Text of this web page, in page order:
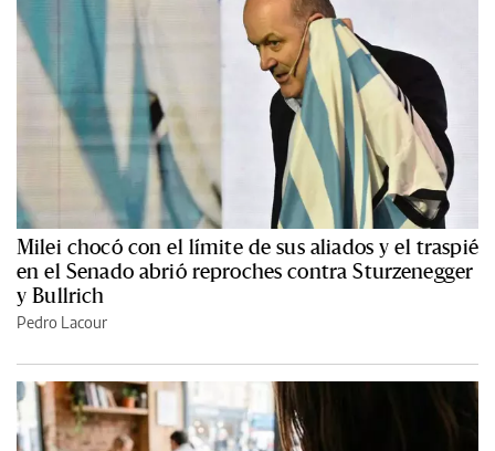
Milei chocó con el límite de sus aliados y el traspié
en el Senado abrió reproches contra Sturzenegger
y Bullrich
Pedro Lacour